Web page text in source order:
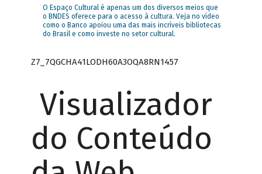
O Espaço Cultural é apenas um dos diversos meios que
o BNDES oferece para o acesso à cultura. Veja no vídeo
como o Banco apoiou uma das mais incríveis bibliotecas
do Brasil e como investe no setor cultural.
Z7_7QGCHA41LODH60A3OQA8RN1457
Visualizador
do Conteúdo